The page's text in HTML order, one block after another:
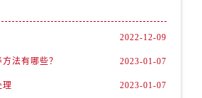
2022-12-09
法有哪些？ 2023-01-07
理 2023-01-07